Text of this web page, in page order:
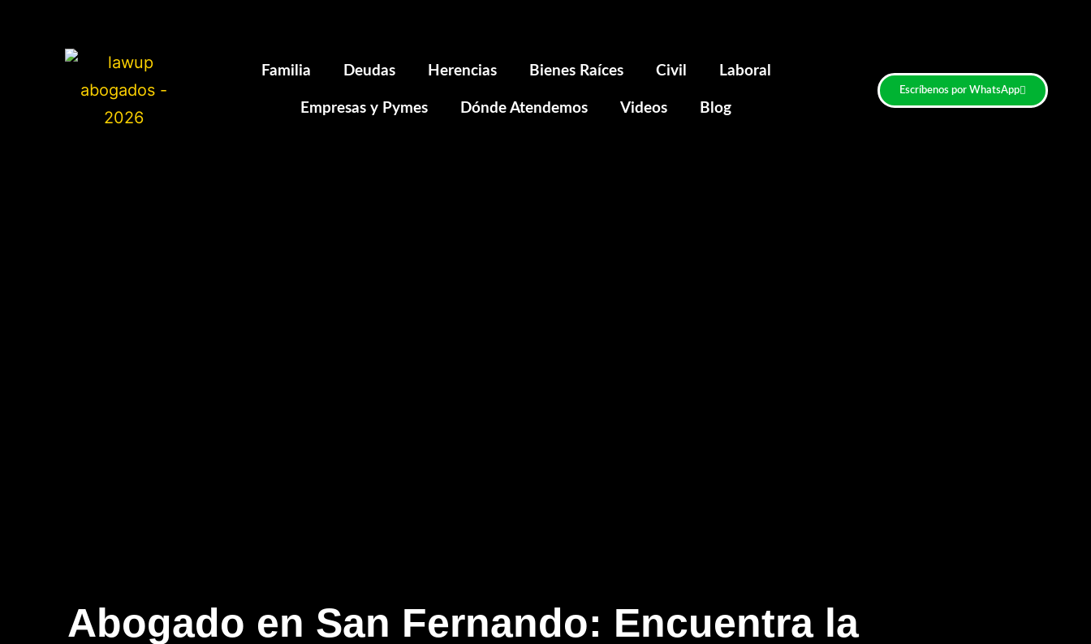
Familia Deudas Herencias Bienes Raíces Civil Laboral
Empresas y Pymes Dónde Atendemos Videos Blog
Escríbenos por WhatsApp
Abogado en San Fernando: Encuentra la